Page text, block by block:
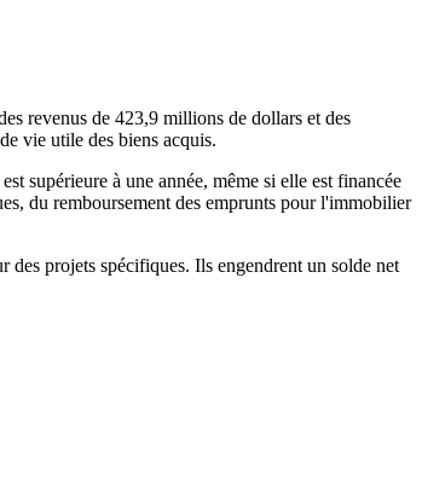
revenus de 423,9 millions de dollars et des
vie utile des biens acquis.
supérieure à une année, même si elle est financée
du remboursement des emprunts pour l'immobilier
des projets spécifiques. Ils engendrent un solde net